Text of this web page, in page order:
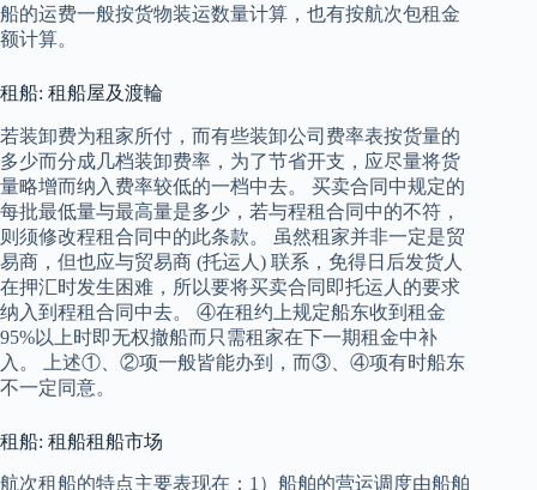
船的运费一般按货物装运数量计算，也有按航次包租金
额计算。
租船: 租船屋及渡輪
若装卸费为租家所付，而有些装卸公司费率表按货量的
多少而分成几档装卸费率，为了节省开支，应尽量将货
量略增而纳入费率较低的一档中去。 买卖合同中规定的
每批最低量与最高量是多少，若与程租合同中的不符，
则须修改程租合同中的此条款。 虽然租家并非一定是贸
易商，但也应与贸易商 (托运人) 联系，免得日后发货人
在押汇时发生困难，所以要将买卖合同即托运人的要求
纳入到程租合同中去。 ④在租约上规定船东收到租金
95%以上时即无权撤船而只需租家在下一期租金中补
入。 上述①、②项一般皆能办到，而③、④项有时船东
不一定同意。
租船: 租船租船市场
航次租船的特点主要表现在：1）船舶的营运调度由船舶